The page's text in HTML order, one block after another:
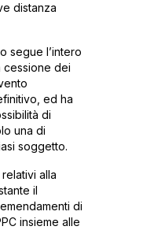
distanza
segue l’intero
cessione dei
ed ha
di
una di
soggetto.
alla
il
di
insieme alle